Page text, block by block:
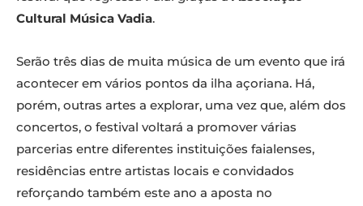
Cultural Música Vadia.
Serão três dias de muita música de um evento que irá
acontecer em vários pontos da ilha açoriana. Há,
porém, outras artes a explorar, uma vez que, além dos
concertos, o festival voltará a promover várias
parcerias entre diferentes instituições faialenses,
residências entre artistas locais e convidados
reforçando também este ano a aposta no